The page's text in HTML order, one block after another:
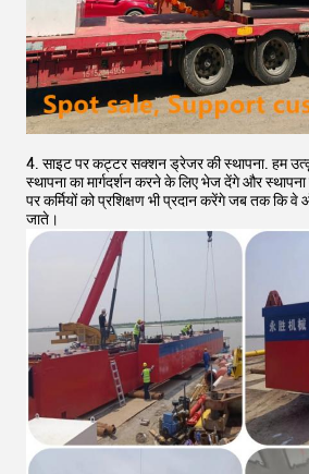
4. साइट पर कट्टर सक्शन ड्रेजर की स्थापना. हम
स्थापना का मार्गदर्शन करने के लिए भेज देंगे और
पर कर्मियों को प्रशिक्षण भी प्रदान करेंगे जब तक कि
जाते।